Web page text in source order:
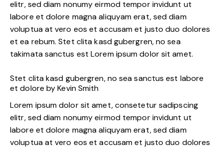
elitr, sed diam nonumy eirmod tempor invidunt ut
labore et dolore magna aliquyam erat, sed diam
voluptua at vero eos et accusam et justo duo dolores
et ea rebum. Stet clita kasd gubergren, no sea
takimata sanctus est Lorem ipsum dolor sit amet.
Stet clita kasd gubergren, no sea sanctus est labore
et dolore byKevin Smith
Lorem ipsum dolor sit amet, consetetur sadipscing
elitr, sed diam nonumy eirmod tempor invidunt ut
labore et dolore magna aliquyam erat, sed diam
voluptua at vero eos et accusam et justo duo dolores